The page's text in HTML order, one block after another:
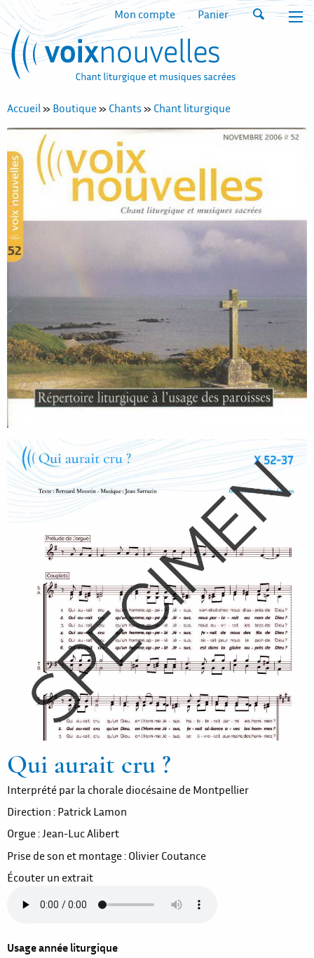
Mon compte Panier
Accueil» Boutique» Chants» Chant liturgique
Qui aurait cru ?
Interprété par la chorale diocésaine de Montpellier
Direction : Patrick Lamon
Orgue : Jean-Luc Alibert
Prise de son et montage : Olivier Coutance
Écouter un extrait
Usage année liturgique